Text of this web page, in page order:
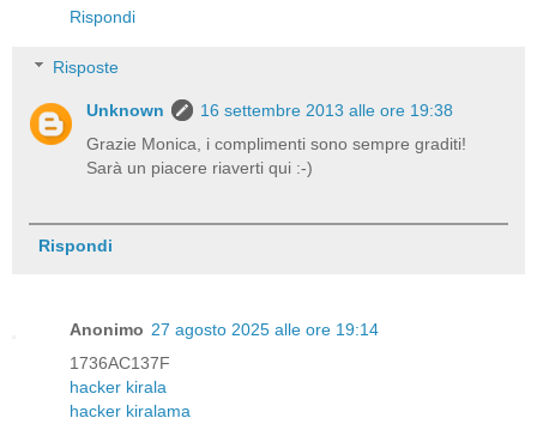
Rispondi
Risposte
Unknown
16 settembre 2013 alle ore 19:38
Grazie Monica, i complimenti sono sempre graditi!
Sarà un piacere riaverti qui :-)
Rispondi
Anonimo 27 agosto 2025 alle ore 19:14
1736AC137F
hacker kirala
hacker kiralama